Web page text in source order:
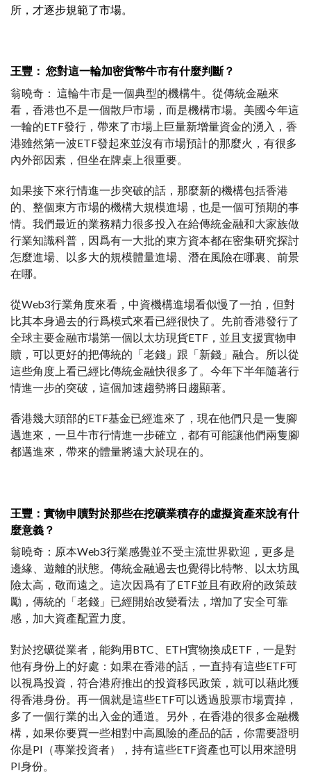
所，才逐步規範了市場。
王豐： 您對這一輪加密貨幣牛市有什麼判斷？
翁曉奇： 這輪牛市是一個典型的機構牛。從傳統金融來
看，香港也不是一個散戶市場，而是機構市場。美國今年這
一輪的ETF發行，帶來了市場上巨量新增量資金的湧入，香
港雖然第一波ETF發起來並沒有市場預計的那麼火，有很多
內外部因素，但坐在牌桌上很重要。
如果接下來行情進一步突破的話，那麼新的機構包括香港
的、整個東方市場的機構大規模進場，也是一個可預期的事
情。我們最近的業務精力很多投入在給傳統金融和大家族做
行業知識科普，因爲有一大批的東方資本都在密集研究探討
怎麼進場、以多大的規模體量進場、潛在風險在哪裏、前景
在哪。
從Web3行業角度來看，中資機構進場看似慢了一拍，但對
比其本身過去的行爲模式來看已經很快了。先前香港發行了
全球主要金融市場第一個以太坊現貨ETF，並且支援實物申
贖，可以更好的把傳統的「老錢」跟「新錢」融合。所以從
這些角度上看已經比傳統金融快很多了。今年下半年隨著行
情進一步的突破，這個加速趨勢將日趨顯著。
香港幾大頭部的ETF基金已經進來了，現在他們只是一隻腳
邁進來，一旦牛市行情進一步確立，都有可能讓他們兩隻腳
都邁進來，帶來的體量將遠大於現在的。
王豐：實物申贖對於那些在挖礦業積存的虛擬資產來說有什
麼意義？
翁曉奇：原本Web3行業感覺並不受主流世界歡迎，更多是
邊緣、遊離的狀態。傳統金融過去也覺得比特幣、以太坊風
險太高，敬而遠之。這次因爲有了ETF並且有政府的政策鼓
勵，傳統的「老錢」已經開始改變看法，增加了安全可靠
感，加大資產配置力度。
對於挖礦從業者，能夠用BTC、ETH實物換成ETF，一是對
他有身份上的好處：如果在香港的話，一直持有這些ETF可
以視爲投資，符合港府推出的投資移民政策，就可以藉此獲
得香港身份。再一個就是這些ETF可以透過股票市場賣掉，
多了一個行業的出入金的通道。另外，在香港的很多金融機
構，如果你要買一些相對中高風險的產品的話，你需要證明
你是PI（專業投資者），持有這些ETF資產也可以用來證明
PI身份。